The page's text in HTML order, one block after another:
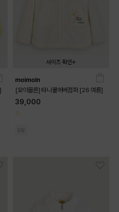
사이즈 확인
090
moimoln
[모이몰른] 타니쿨에버점퍼 [26 여름]
39,000
신상